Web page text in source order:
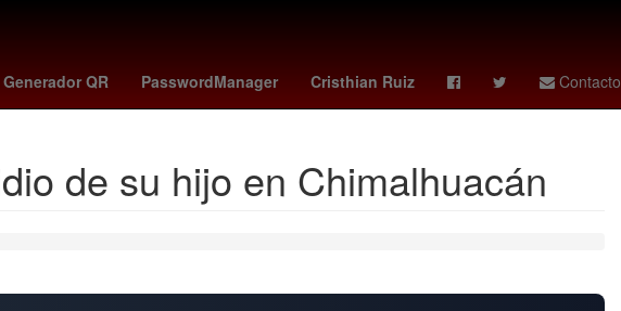
Generador QR PasswordManager Cristhian Ruiz Contacto
Nueva York G7 paises 27 de marzo
de su hijo en Chimalhuacán